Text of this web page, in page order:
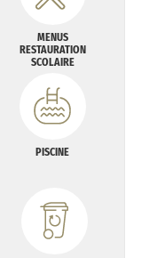
MENUS
RESTAURATION
SCOLAIRE
PISCINE